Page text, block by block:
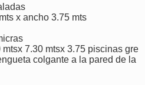
x ancho 3.75 mts
7.30 mtsx 3.75 piscinas gre
colgante a la pared de la